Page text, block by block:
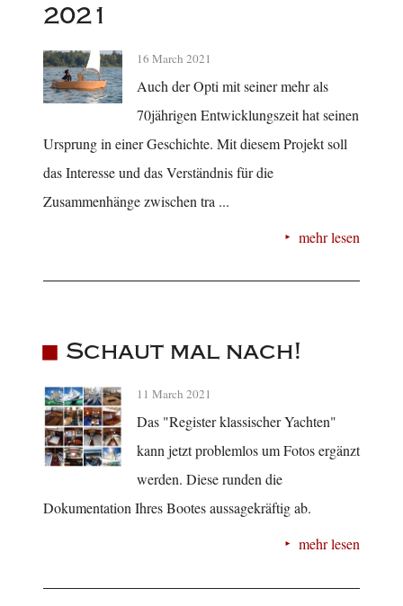
2021
16 March 2021
Auch der Opti mit seiner mehr als
70jährigen Entwicklungszeit hat seinen
Ursprung in einer Geschichte. Mit diesem Projekt soll
das Interesse und das Verständnis für die
Zusammenhänge zwischen tra ...
mehr lesen
Schaut mal nach!
11 March 2021
Das "Register klassischer Yachten"
kann jetzt problemlos um Fotos ergänzt
werden. Diese runden die
Dokumentation Ihres Bootes aussagekräftig ab.
mehr lesen